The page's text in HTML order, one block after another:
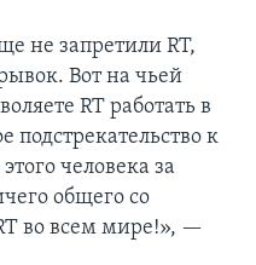
не запретили RT,
Вот на чьей
RT работать в
подстрекательство к
человека за
общего со
во всем мире!», —